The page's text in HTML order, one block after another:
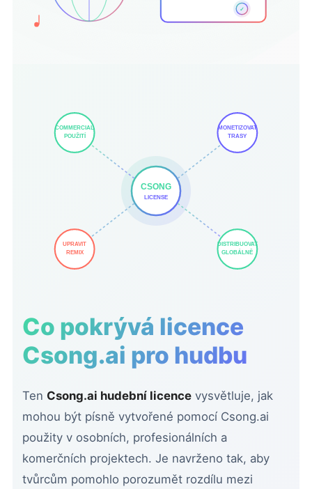
✓
Co pokrývá licence
Csong.ai pro hudbu
Ten Csong.ai hudební licence vysvětluje, jak
mohou být písně vytvořené pomocí Csong.ai
použity v osobních, profesionálních a
komerčních projektech. Je navrženo tak, aby
tvůrcům pomohlo porozumět rozdílu mezi
CSONG
LICENSE
COMMERCIAL
POUŽITÍ
MONETIZOVAT
TRASY
UPRAVIT
REMIX
DISTRIBUOVAT
GLOBÁLNĚ